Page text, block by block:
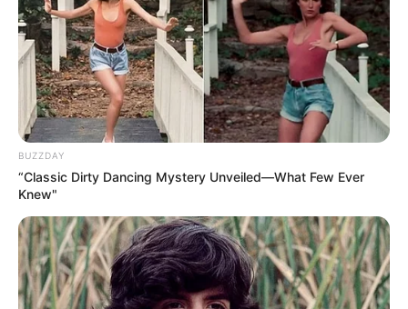
achei muito legal este fuxico bjo
elane martins há 16 anos
adorei este trabalho, bjos.
liane há 16 anos
Gostei muito de aprender mais esse modelo de flor
de fuchico, parabéns.
Nerivalda gomes há 16 anos
Obrigada gostei bastante e como voce ensima fazer
flor de fuxico parabéns
BUZZDAY
“Classic Dirty Dancing Mystery Unveiled—What Few Ever
Knew"